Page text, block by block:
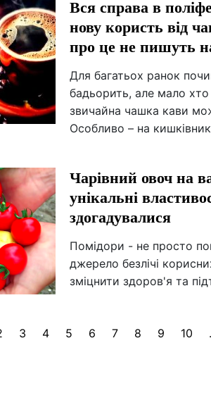
Вся справа в
нову користь від
про це не пишуть
Для багатьох ранок
бадьорить, але мало
звичайна чашка кави
Особливо – на кишківник
Чарівний овоч на
унікальні
здогадувалися
Помідори - не просто
джерело безлічі
зміцнити здоров'я та
3 4 5 6 7 8 9 10